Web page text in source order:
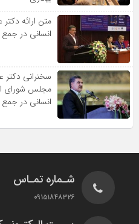
متن ارائه
انسانى در
سخنرانى
مجلس شوراى
انسانى در
شـماره تمـاس
۰۹۱۵۱۸۴۸۳۲۶